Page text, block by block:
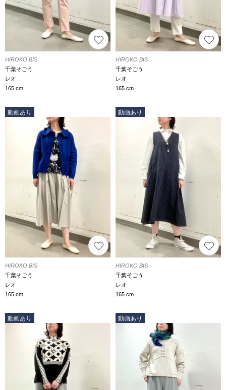
HIROKO BIS
千葉そごう
レオ
165 cm
HIROKO BIS
千葉そごう
レオ
165 cm
動画あり
HIROKO BIS
千葉そごう
レオ
165 cm
動画あり
HIROKO BIS
千葉そごう
レオ
165 cm
動画あり 動画あり